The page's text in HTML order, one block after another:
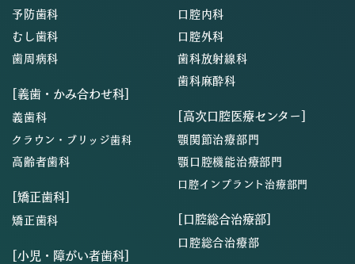
予防歯科
むし歯科
歯周病科
[義歯・かみ合わせ科]
義歯科
クラウン・ブリッジ歯科
高齢者歯科
[矯正歯科]
矯正歯科
[小児・障がい者歯科]
口腔内科
口腔外科
歯科放射線科
歯科麻酔科
[高次口腔医療センター]
顎関節治療部門
顎口腔機能治療部門
口腔インプラント治療部門
[口腔総合治療部]
口腔総合治療部